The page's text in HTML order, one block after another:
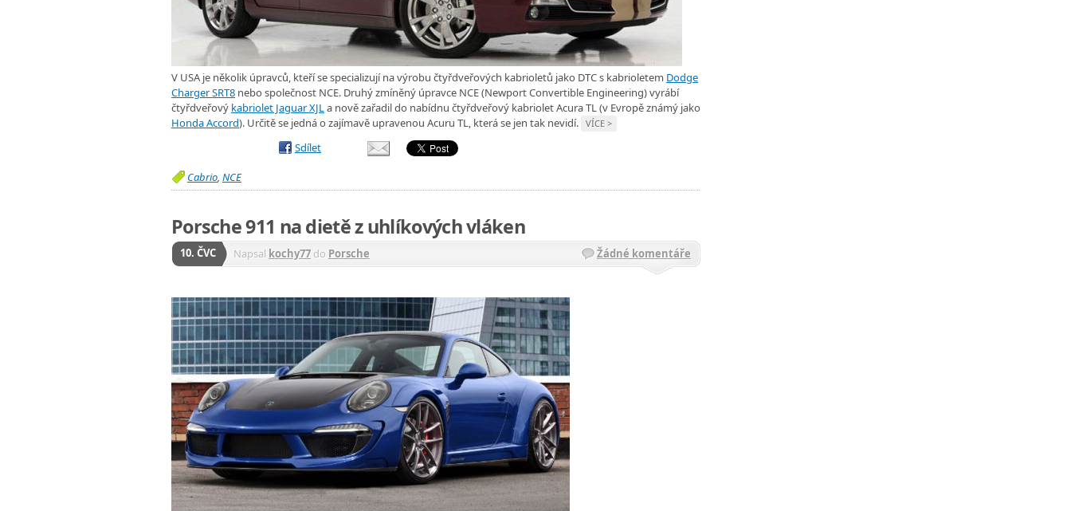
V USA je několik úpravců, kteří se specializují na výrobu čtyřdveřových kabrioletů jako DTC s kabrioletem Dodge
Charger SRT8 nebo společnost NCE. Druhý zmíněný úpravce NCE (Newport Convertible Engineering) vyrábí
čtyřdveřový kabriolet Jaguar XJLa nově zařadil do nabídnu čtyřdveřový kabriolet Acura TL (v Evropě známý jako
Honda Accord). Určitě se jedná o zajímavě upravenou Acuru TL, která se jen tak nevidí. VÍCE >
Sdílet
Cabrio, NCE
Porsche 911 na dietě z uhlíkových vláken
10. ČVC Napsal kochy77 do Porsche Žádné komentáře